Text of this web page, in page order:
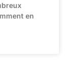
en